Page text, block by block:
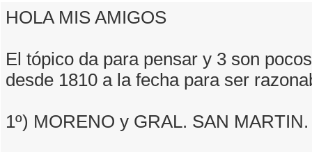
HOLA MIS AMIGOS
El tópico da para pensar y 3 son
desde 1810 a la fecha para ser
1º) MORENO y GRAL. SAN MARTIN.